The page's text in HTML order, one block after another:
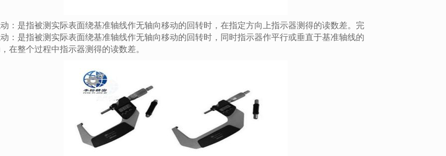
：是指被测实际表面绕基准轴线作无轴向移动的回转时，在指定方向上指示器测得的读数差。完
：是指被测实际表面绕基准轴线作无轴向移动的回转时，同时指示器作平行或垂直于基准轴线的
在整个过程中指示器测得的读数差。